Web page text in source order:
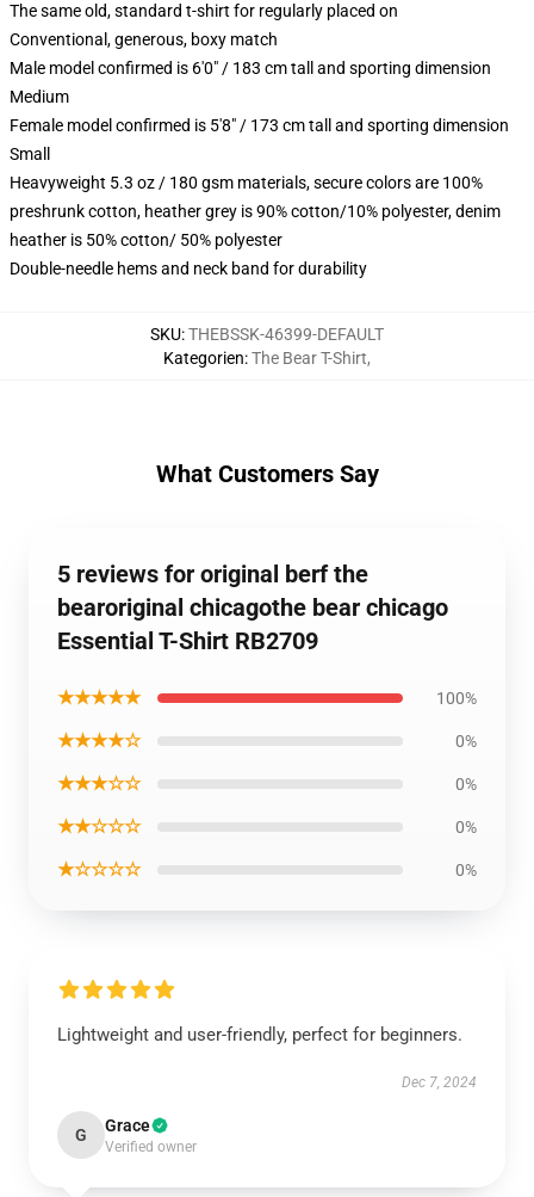
The same old, standard t-shirt for regularly placed on
Conventional, generous, boxy match
Male model confirmed is 6'0" / 183 cm tall and sporting dimension
Medium
Female model confirmed is 5'8" / 173 cm tall and sporting dimension
Small
Heavyweight 5.3 oz / 180 gsm materials, secure colors are 100%
preshrunk cotton, heather grey is 90% cotton/10% polyester, denim
heather is 50% cotton/ 50% polyester
Double-needle hems and neck band for durability
SKU:THEBSSK-46399-DEFAULT
Kategorien:The Bear T-Shirt,
What Customers Say
5 reviews for original berf the
bearoriginal chicagothe bear chicago
Essential T-Shirt RB2709
★★★★★ 100%
★★★★☆ 0%
★★★☆☆ 0%
★★☆☆☆ 0%
★☆☆☆☆ 0%
Lightweight and user-friendly, perfect for beginners.
Dec 7, 2024
G Grace
Verified owner